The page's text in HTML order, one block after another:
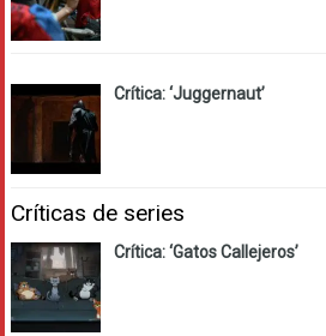
Crítica: ‘Juggernaut’
Críticas de series
Crítica: ‘Gatos Callejeros’